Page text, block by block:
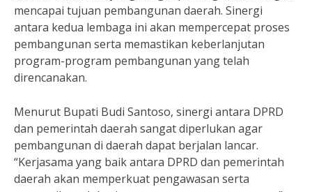
mencapai tujuan pembangunan daerah. Sinergi
antara kedua lembaga ini akan mempercepat proses
pembangunan serta memastikan keberlanjutan
program-program pembangunan yang telah
direncanakan.
Menurut Bupati Budi Santoso, sinergi antara DPRD
dan pemerintah daerah sangat diperlukan agar
pembangunan di daerah dapat berjalan lancar.
“Kerjasama yang baik antara DPRD dan pemerintah
daerah akan memperkuat pengawasan serta